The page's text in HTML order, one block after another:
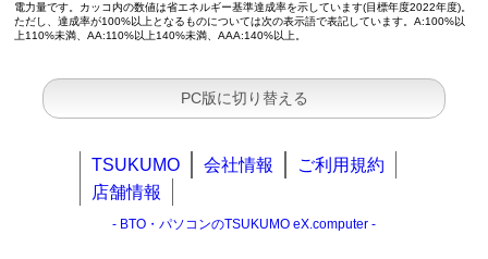
電力量です。カッコ内の数値は省エネルギー基準達成率を示しています(目標年度2022年度)。
ただし、達成率が100%以上となるものについては次の表示語で表記しています。A:100%以
上110%未満、AA:110%以上140%未満、AAA:140%以上。
PC版に切り替える
TSUKUMO 会社情報
ご利用規約
店舗情報
- BTO・パソコンのTSUKUMO eX.computer -